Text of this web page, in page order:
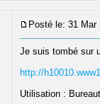
Posté le: 31 Mar
Je suis tombé sur
http://
Utilisation :